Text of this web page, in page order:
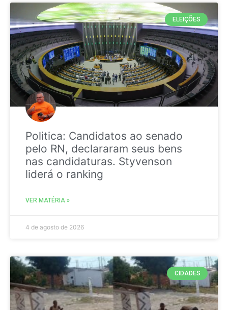
ELEIÇÕES
Politica: Candidatos ao senado
pelo RN, declararam seus bens
nas candidaturas. Styvenson
liderá o ranking
VER MATÉRIA »
4 de agosto de 2026
CIDADES